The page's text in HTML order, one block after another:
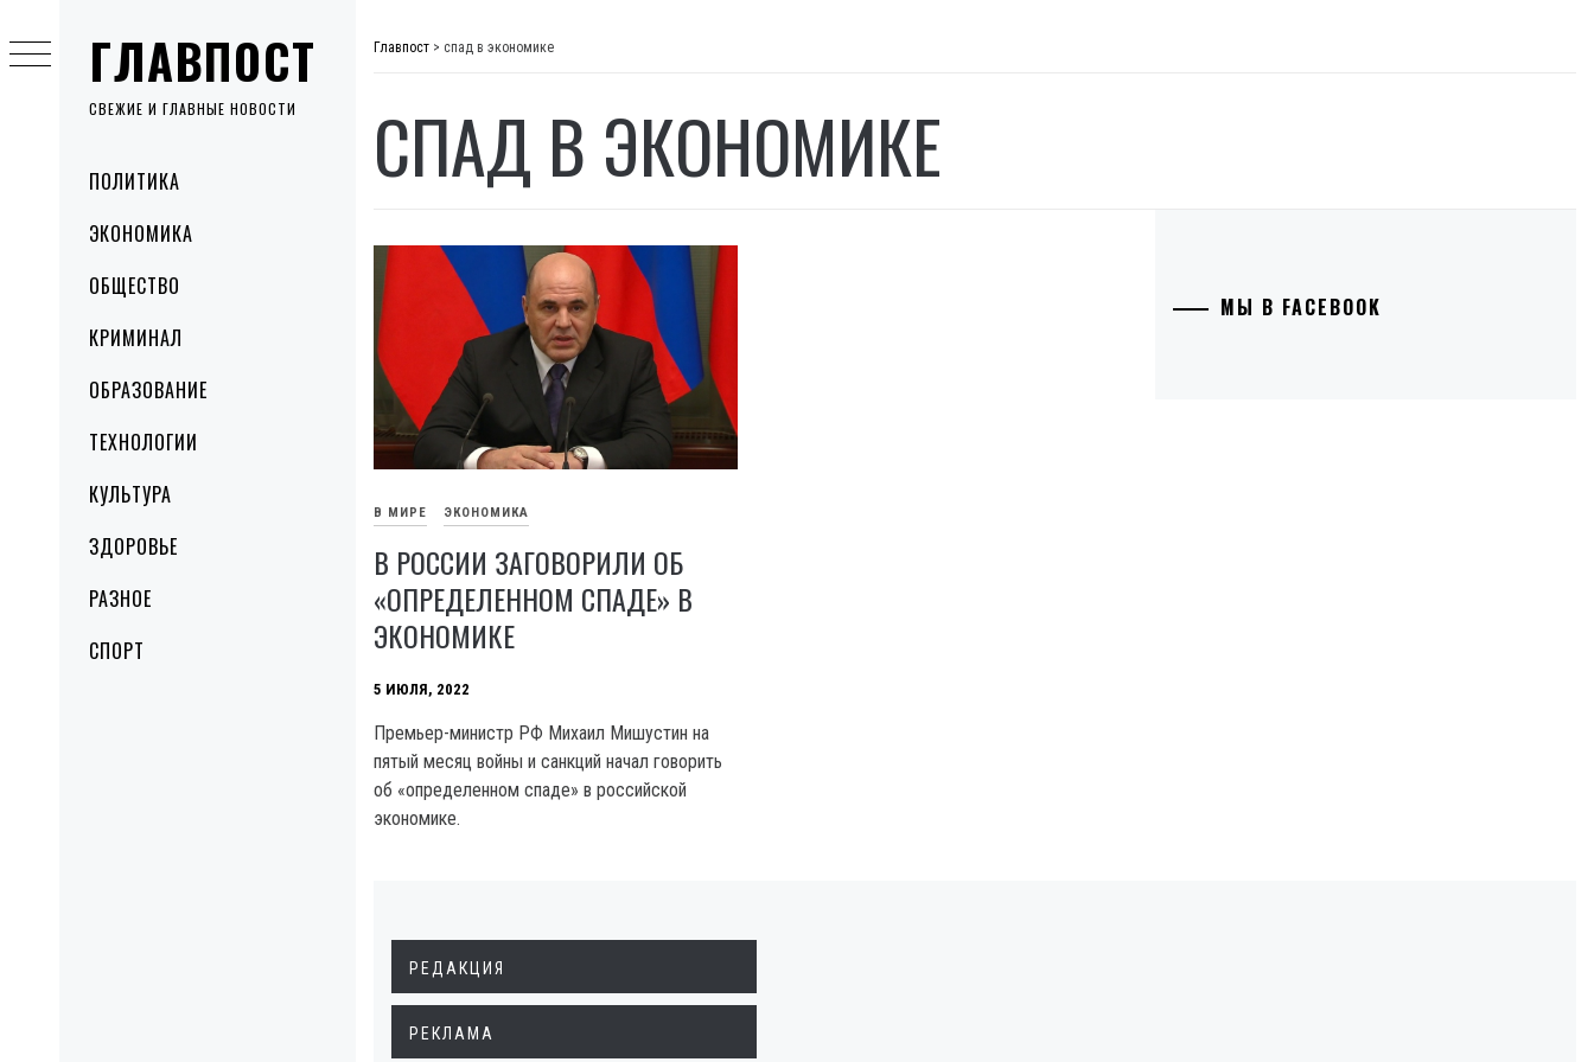
ГЛАВПОСТ
СВЕЖИЕ И ГЛАВНЫЕ НОВОСТИ
MenuПОЛИТИКА
ЭКОНОМИКА
ОБЩЕСТВО
КРИМИНАЛ
ОБРАЗОВАНИЕ
ТЕХНОЛОГИИ
КУЛЬТУРА
ЗДОРОВЬЕ
РАЗНОЕ
СПОРТ
to
content
Главпост > спад в экономике
СПАД В ЭКОНОМИКЕ
В МИРЕ ЭКОНОМИКА
В РОССИИ ЗАГОВОРИЛИ ОБ
«ОПРЕДЕЛЕННОМ СПАДЕ» В
ЭКОНОМИКЕ
5 ИЮЛЯ, 2022
Премьер-министр РФ Михаил Мишустин на
пятый месяц войны и санкций начал говорить
об «определенном спаде» в российской
экономике.
МЫ В FACEBOOK
РЕДАКЦИЯ
РЕКЛАМА